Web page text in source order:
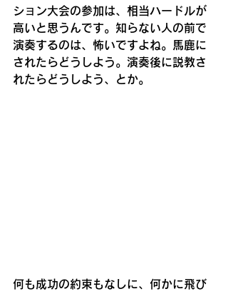
ション大会の参加は、相当ハードルが
高いと思うんです。知らない人の前で
演奏するのは、怖いですよね。馬鹿に
されたらどうしよう。演奏後に説教さ
れたらどうしよう、とか。
何も成功の約束もなしに、何かに飛び